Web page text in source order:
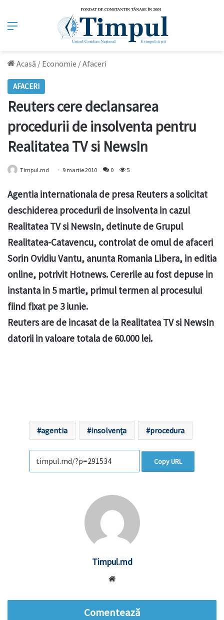
Meniu
Acasă / Economie /Afaceri
AFACERI
Reuters cere declansarea
procedurii de insolventa pentru
Realitatea TV si NewsIn
Timpul.md 9 martie 2010 0 5
Agentia internationala de presa Reuters a solicitat
deschiderea procedurii de insolventa in cazul
Realitatea TV si NewsIn, detinute de Grupul
Realitatea-Catavencu, controlat de omul de afaceri
Sorin Ovidiu Vantu, anunta Romania Libera, in editia
online, potrivit Hotnews. Cererile au fost depuse in
instanta in 5 martie, primul termen al procesului
fiind fixat pe 3 iunie.
Reuters are de incasat de la Realitatea TV si NewsIn
datorii in valoare totala de 60.000 lei.
agentia insolvenţa procedura
Copy URL
Timpul.md
Comentează